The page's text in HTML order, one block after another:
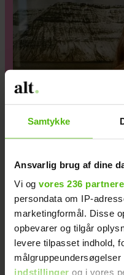
Samtykke
Ansvarlig brug af dine
Vi og vores 236 partnere
persondata om IP-
marketingformål. Disse
opbevarer og tilgår
levere tilpasset indhold,
indstillinger og i vores
Da Samira
mand, havde
alligevel